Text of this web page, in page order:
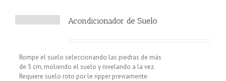
Acondicionador de Suelo
Rompe el suelo seleccionando las piedras de más
de 5 cm, moliendo el suelo y nivelando a la vez.
Requiere suelo roto por le ripper previamente.